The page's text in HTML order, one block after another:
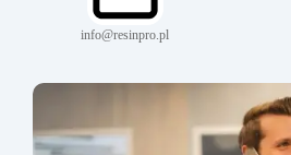
info@resinpro.pl